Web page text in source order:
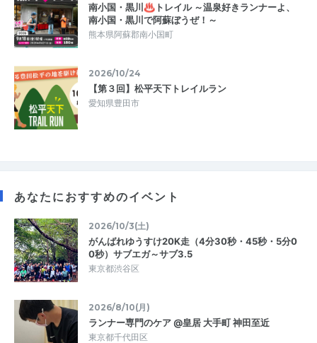
南小国・黒川♨トレイル ～温泉好きランナーよ、
南小国・黒川で阿蘇ぼうぜ！～
熊本県阿蘇郡南小国町
2026/10/24
【第３回】松平天下トレイルラン
愛知県豊田市
あなたにおすすめのイベント
2026/10/3(土)
がんばれゆうすけ20K走（4分30秒・45秒・5分0
0秒）サブエガ～サブ3.5
東京都渋谷区
2026/8/10(月)
ランナー専門のケア @皇居 大手町 神田至近
東京都千代田区